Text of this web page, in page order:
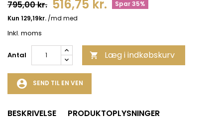
795,00 kr. 516,75 kr. Spar 35%
Inkl. moms
Antal  Læg i indkøbskurv
account_circle SEND TIL EN VEN
BESKRIVELSE PRODUKTOPLYSNINGER